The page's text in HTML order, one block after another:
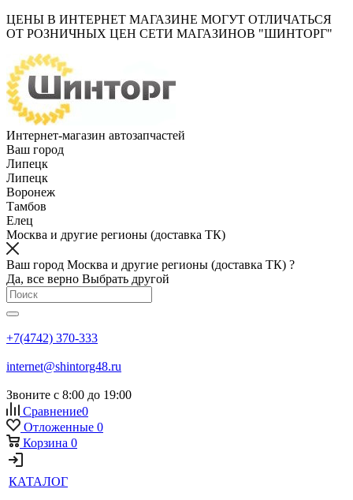
ЦЕНЫ В ИНТЕРНЕТ МАГАЗИНЕ МОГУТ ОТЛИЧАТЬСЯ
ОТ РОЗНИЧНЫХ ЦЕН СЕТИ МАГАЗИНОВ "ШИНТОРГ"
Интернет-магазин автозапчастей
Ваш город
Липецк
Липецк
Воронеж
Тамбов
Елец
Москва и другие регионы (доставка ТК)
Ваш город Москва и другие регионы (доставка ТК) ?
Да, все верно Выбрать другой
+7(4742) 370-333
internet@shintorg48.ru
Звоните с 8:00 до 19:00
Сравнение0
Отложенные 0
Корзина 0
КАТАЛОГ